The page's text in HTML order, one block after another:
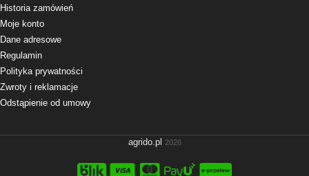
Historia zamówień
Moje konto
Dane adresowe
Regulamin
Polityka prywatności
Zwroty i reklamacje
Odstąpienie od umowy
agrido.pl 2026